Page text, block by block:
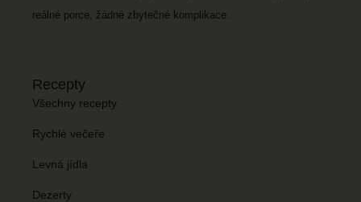
reálné porce, žádné zbytečné komplikace.
Recepty
Všechny recepty
Rychlé večeře
Levná jídla
Dezerty